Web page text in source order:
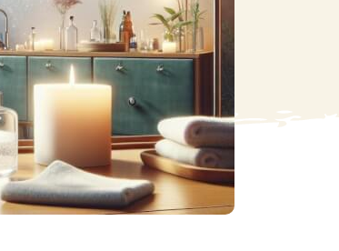
Lave Vaiselle
DIVERS
Automobile
Insecticide
Objet
Autre
> Voir tout
BAIN ET DOUCHE
Gel douche
Savon
Huile de bain
Pain moussant
Bombe de bain
Autre
> Voir tout
Spray corporel